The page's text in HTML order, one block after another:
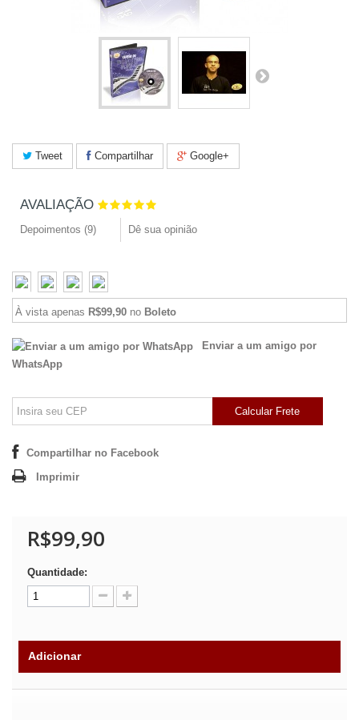
Tweet Compartilhar Google+
AVALIAÇÃO
Depoimentos (9) Dê sua opinião
À vista apenas R$99,90 no Boleto
Enviar a um amigo por
WhatsApp
Calcular Frete
Compartilhar no Facebook
Imprimir
R$99,90
Quantidade:
Adicionar